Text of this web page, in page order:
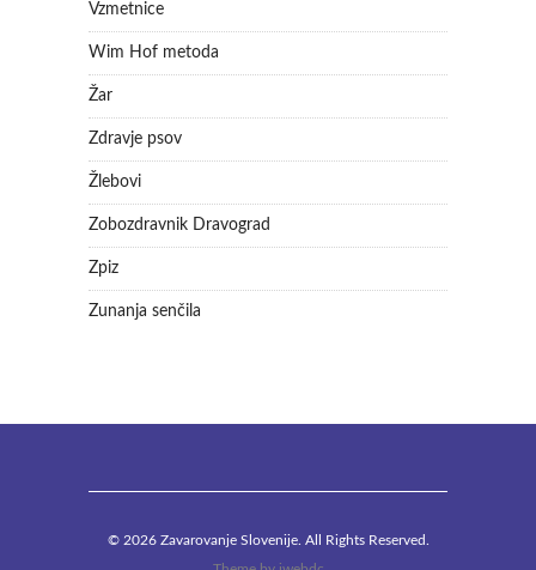
Vzmetnice
Wim Hof metoda
Žar
Zdravje psov
Žlebovi
Zobozdravnik Dravograd
Zpiz
Zunanja senčila
© 2026 Zavarovanje Slovenije. All Rights Reserved.